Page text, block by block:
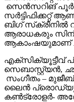
സെൻസറിങ്
സർട്ടിഫിക്കറ്റ്
ബിഗ് സ്‌ക്രീനിൽ
ആരാധകരും
ആകാംഷയുമാണ്
സെബാസ്റ്റ്യൻ,
സംഗീതം –
ലൈൻ
കൺട്രോളർ-